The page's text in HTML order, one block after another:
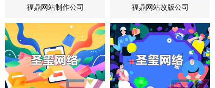
福鼎网站制作公司 福鼎网站改版公司